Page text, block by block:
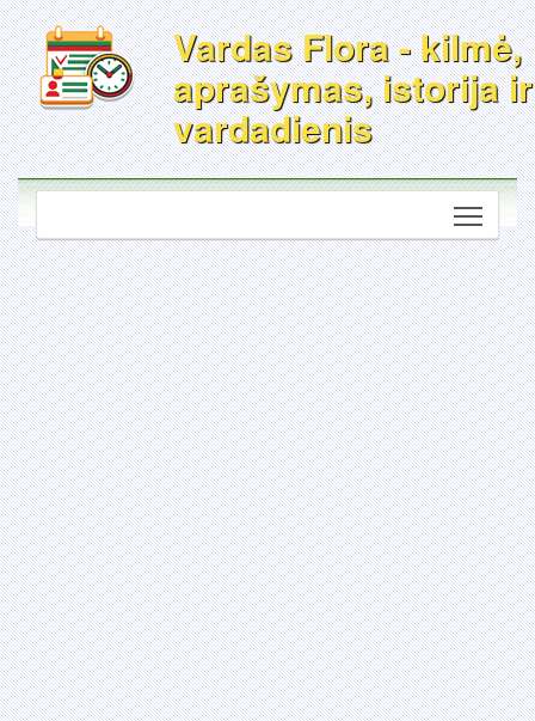
Vardas Flora - kilmė,
aprašymas, istorija ir
vardadienis